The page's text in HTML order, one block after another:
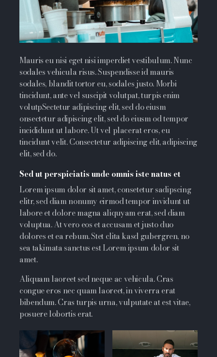
Mauris eu nisi eget nisi imperdiet vestibulum. Nunc
sodales vehicula risus. Suspendisse id mauris
sodales, blandit tortor eu, sodales justo. Morbi
tincidunt, ante vel suscipit volutpat, turpis enim
volutpSectetur adipiscing elit, sed do eiusm
onsectetur adipiscing elit, sed do eiusm od tempor
incididunt ut labore. Ut vel placerat eros, eu
tincidunt velit. Consectetur adipiscing elit, adipiscing
elit, sed do.
Sed ut perspiciatis unde omnis iste natus et
Lorem ipsum dolor sit amet, consetetur sadipscing
elitr, sed diam nonumy eirmod tempor invidunt ut
labore et dolore magna aliquyam erat, sed diam
voluptua. At vero eos et accusam et justo duo
dolores et ea rebum. Stet clita kasd gubergren, no
sea takimata sanctus est Lorem ipsum dolor sit
amet.
Aliquam laoreet sed neque ac vehicula. Cras
congue eros nec quam laoreet, in viverra erat
bibendum. Cras turpis urna, vulputate at est vitae,
posuere lobortis erat.